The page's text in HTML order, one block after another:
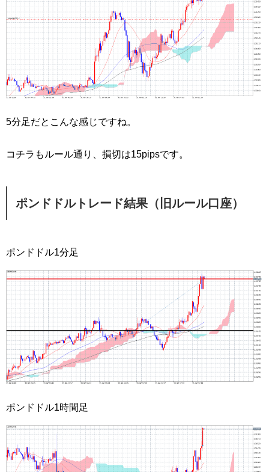
5分足だとこんな感じですね。
コチラもルール通り、損切は15pipsです。
ポンドドルトレード結果（旧ルール口座）
ポンドドル1分足
ポンドドル1時間足